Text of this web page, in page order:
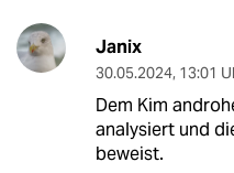
Janix
30.05.2024, 13:01
Dem Kim
analysiert und
beweist.